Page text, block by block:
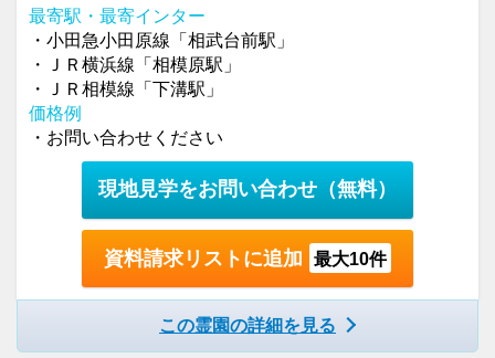
最寄駅・最寄インター
・小田急小田原線「相武台前駅」
・ＪＲ横浜線「相模原駅」
・ＪＲ相模線「下溝駅」
価格例
・お問い合わせください
現地見学をお問い合わせ （無料）
資料請求リストに追加 最大10件
この霊園の詳細を見る